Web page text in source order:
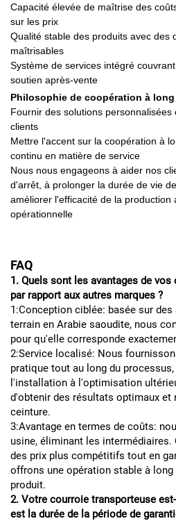
Capacité élevée de maîtrise des
sur les prix
Qualité stable des produits avec des
maîtrisables
Système de services intégré
soutien après-vente
Philosophie de coopération à
Fournir des solutions
clients
Mettre l'accent sur la coopération à
continu en matière de service
Nous nous engageons à aider nos
d'arrêt, à prolonger la durée de vie
améliorer l'efficacité de la production
opérationnelle
FAQ
1. Quels sont les avantages de
par rapport aux autres marques ?
1:Conception ciblée: basée sur
terrain en Arabie saoudite, nous
pour qu'elle corresponde
2:Service localisé: Nous
pratique tout au long du
l'installation à l'optimisation
d'obtenir des résultats optimaux et
ceinture.
3:Avantage en termes de coûts:
usine, éliminant les
des prix plus compétitifs tout en
offrons une opération stable à
produit.
2. Votre courroie transporteuse
est la durée de la période de